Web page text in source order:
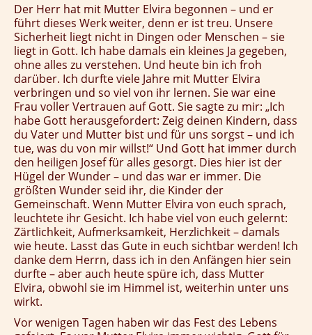
Der Herr hat mit Mutter Elvira begonnen – und er
führt dieses Werk weiter, denn er ist treu. Unsere
Sicherheit liegt nicht in Dingen oder Menschen – sie
liegt in Gott. Ich habe damals ein kleines Ja gegeben,
ohne alles zu verstehen. Und heute bin ich froh
darüber. Ich durfte viele Jahre mit Mutter Elvira
verbringen und so viel von ihr lernen. Sie war eine
Frau voller Vertrauen auf Gott. Sie sagte zu mir: „Ich
habe Gott herausgefordert: Zeig deinen Kindern, dass
du Vater und Mutter bist und für uns sorgst – und ich
tue, was du von mir willst!“ Und Gott hat immer durch
den heiligen Josef für alles gesorgt. Dies hier ist der
Hügel der Wunder – und das war er immer. Die
größten Wunder seid ihr, die Kinder der
Gemeinschaft. Wenn Mutter Elvira von euch sprach,
leuchtete ihr Gesicht. Ich habe viel von euch gelernt:
Zärtlichkeit, Aufmerksamkeit, Herzlichkeit – damals
wie heute. Lasst das Gute in euch sichtbar werden! Ich
danke dem Herrn, dass ich in den Anfängen hier sein
durfte – aber auch heute spüre ich, dass Mutter
Elvira, obwohl sie im Himmel ist, weiterhin unter uns
wirkt.
Vor wenigen Tagen haben wir das Fest des Lebens